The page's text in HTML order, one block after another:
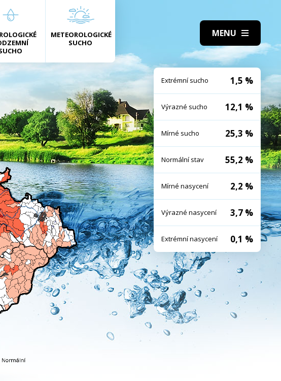
METEOROLOGICKÉ
SUCHO
Extrémní sucho 1,5 %
Výrazné sucho 12,1 %
Mírné sucho 25,3 %
Normální stav 55,2 %
Mírné nasycení 2,2 %
Výrazné nasycení 3,7 %
Extrémní nasycení 0,1 %